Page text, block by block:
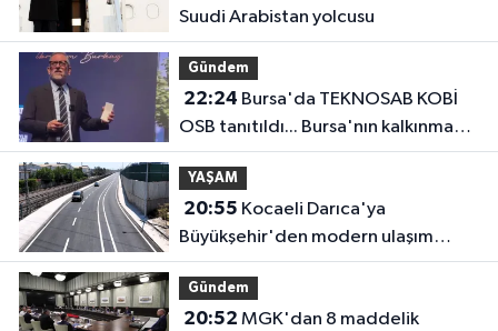
Suudi Arabistan yolcusu
Gündem
22:24
OSB tanıtıldı... Bursa'nın kalkınma
yolculuğunda yeni dönem
YAŞAM
20:55
Büyükşehir'den modern ulaşım
yatırımı
Gündem
20:52